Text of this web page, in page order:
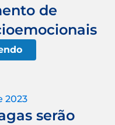
de
2023
serão